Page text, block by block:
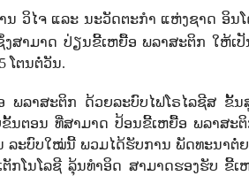
ວິໄຈ ແລະ ນະວັດຕະກຳ ແຫ່ງຊາດ ອິນໂ
ງສາມາດ ປ່ຽນຂີ້ເຫຍື້ອ ພລາສະຕິກ ໃຫ້ເປັ
ໂຕນຕໍ່ວັນ.
ພລາສະຕິກ ດ້ວຍລະບົບໄຟໂຣໄລຊີສ ຂັ້ນ
ນຕອນ ທີ່ສາມາດ ປ້ອນຂີ້ເຫຍື້ອ ພລາສະຕິ
ລະບົບໃໝ່ນີ້ ພວມໄດ້ຮັບການ ພັດທະນາຕໍ່
ກໂນໂລຊີ ລຸ້ນທຳອິດ ສາມາດຮອງຮັບ ຂີ້ເ